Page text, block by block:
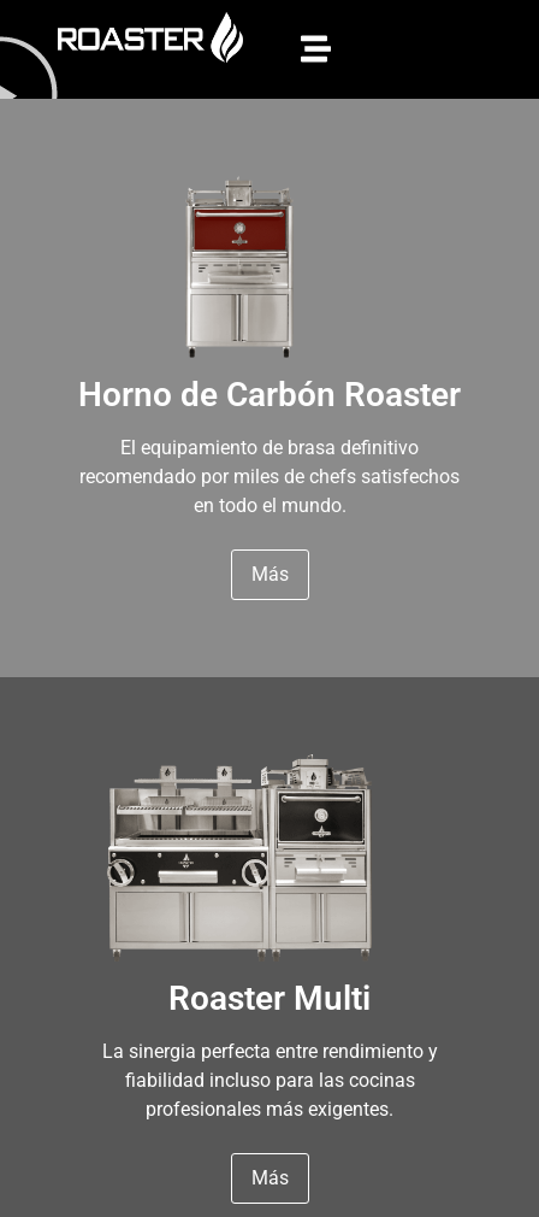
Horno de Carbón Roaster
El equipamiento de brasa definitivo
recomendado por miles de chefs satisfechos
en todo el mundo.
Más
Roaster Multi
La sinergia perfecta entre rendimiento y
fiabilidad incluso para las cocinas
profesionales más exigentes.
Más